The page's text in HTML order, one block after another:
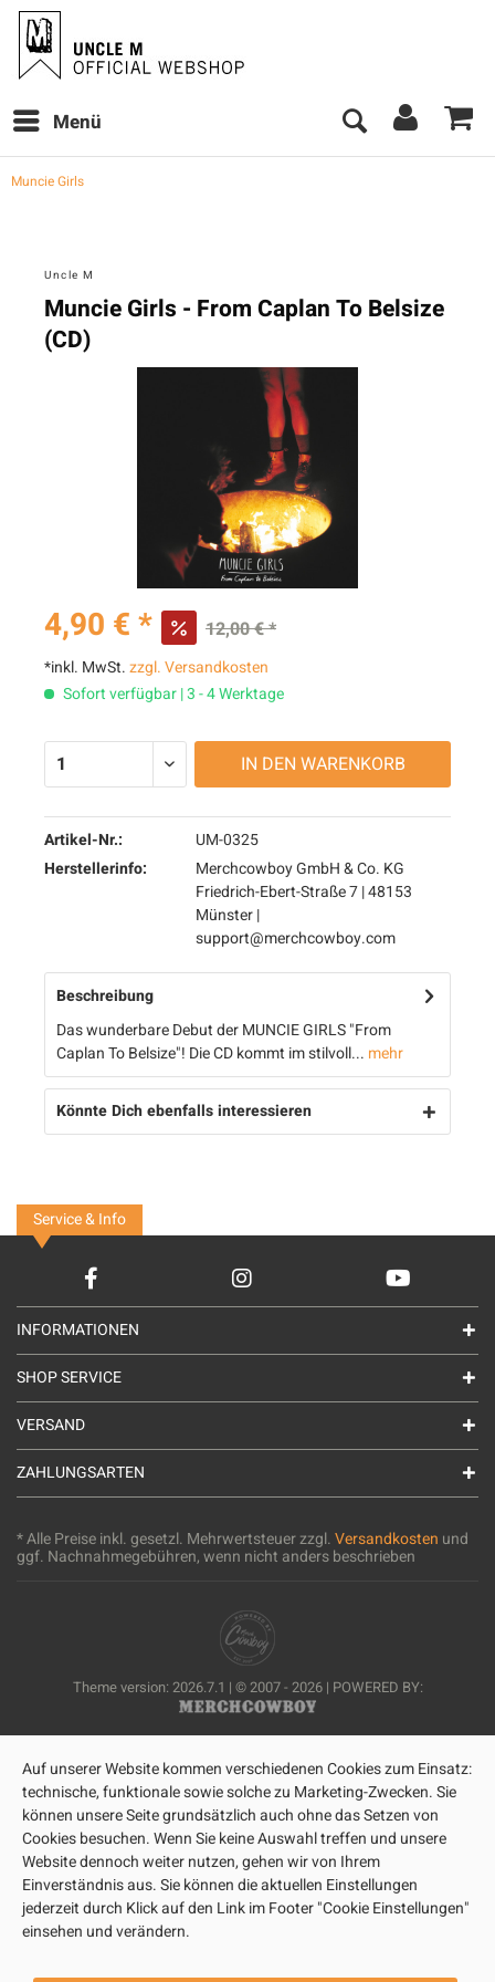
Menü
Muncie Girls
Uncle M
Muncie Girls - From Caplan To Belsize
(CD)
4,90 € * 12,00 € *
*inkl. MwSt.zzgl. Versandkosten
Sofort verfügbar | 3 - 4 Werktage
IN DEN WARENKORB
Artikel-Nr.:
UM-0325
Herstellerinfo:
Merchcowboy GmbH & Co. KG
Friedrich-Ebert-Straße 7 | 48153
Münster |
support@merchcowboy.com
Beschreibung
Das wunderbare Debut der MUNCIE GIRLS "From
Caplan To Belsize"! Die CD kommt im stilvoll... mehr
Könnte Dich ebenfalls interessieren
Service & Info
INFORMATIONEN
SHOP SERVICE
VERSAND
ZAHLUNGSARTEN
* Alle Preise inkl. gesetzl. Mehrwertsteuer zzgl.Versandkosten und
ggf. Nachnahmegebühren, wenn nicht anders beschrieben
Theme version: 2026.7.1 | © 2007 - 2026 | POWERED BY:
Auf unserer Website kommen verschiedenen Cookies zum Einsatz:
technische, funktionale sowie solche zu Marketing-Zwecken. Sie
können unsere Seite grundsätzlich auch ohne das Setzen von
Cookies besuchen. Wenn Sie keine Auswahl treffen und unsere
Website dennoch weiter nutzen, gehen wir von Ihrem
Einverständnis aus. Sie können die aktuellen Einstellungen
jederzeit durch Klick auf den Link im Footer "Cookie Einstellungen"
einsehen und verändern.